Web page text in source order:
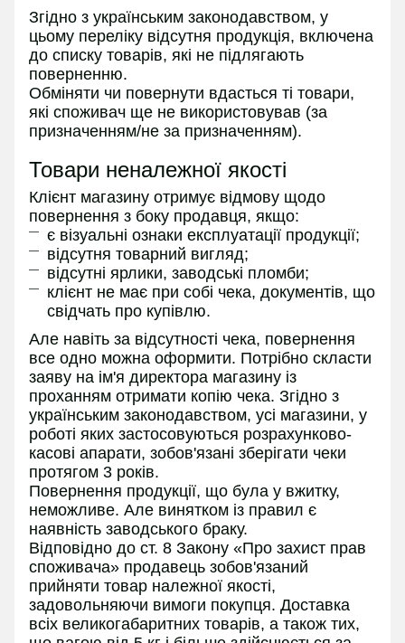
Згідно з українським законодавством, у
цьому переліку відсутня продукція, включена
до списку товарів, які не підлягають
поверненню.
Обміняти чи повернути вдасться ті товари,
які споживач ще не використовував (за
призначенням/не за призначенням).
Товари неналежної якості
Клієнт магазину отримує відмову щодо
повернення з боку продавця, якщо:
є візуальні ознаки експлуатації продукції;
відсутня товарний вигляд;
відсутні ярлики, заводські пломби;
клієнт не має при собі чека, документів, що
свідчать про купівлю.
Але навіть за відсутності чека, повернення
все одно можна оформити. Потрібно скласти
заяву на ім'я директора магазину із
проханням отримати копію чека. Згідно з
українським законодавством, усі магазини, у
роботі яких застосовуються розрахунково-
касові апарати, зобов'язані зберігати чеки
протягом 3 років.
Повернення продукції, що була у вжитку,
неможливе. Але винятком із правил є
наявність заводського браку.
Відповідно до ст. 8 Закону «Про захист прав
споживача» продавець зобов'язаний
прийняти товар належної якості,
задовольняючи вимоги покупця. Доставка
всіх великогабаритних товарів, а також тих,